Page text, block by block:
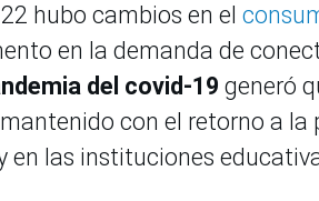
hubo cambios en el
en la demanda de
del covid-19 generó
con el retorno a la
en las instituciones